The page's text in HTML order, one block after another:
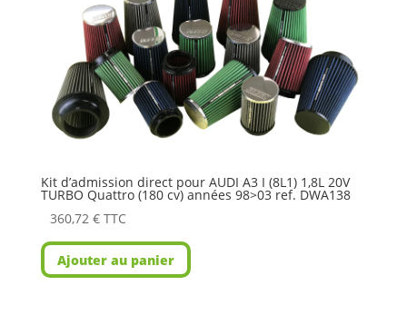
Kit d’admission direct pour AUDI A3 I (8L1) 1,8L 20V
TURBO Quattro (180 cv) années 98>03 ref. DWA138
360,72 € TTC
Ajouter au panier